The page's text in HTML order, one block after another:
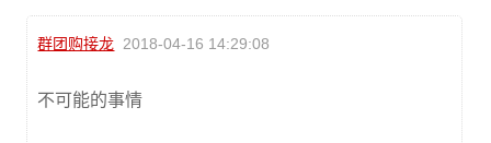
群团购接龙 2018-04-16 14:29:08
不可能的事情